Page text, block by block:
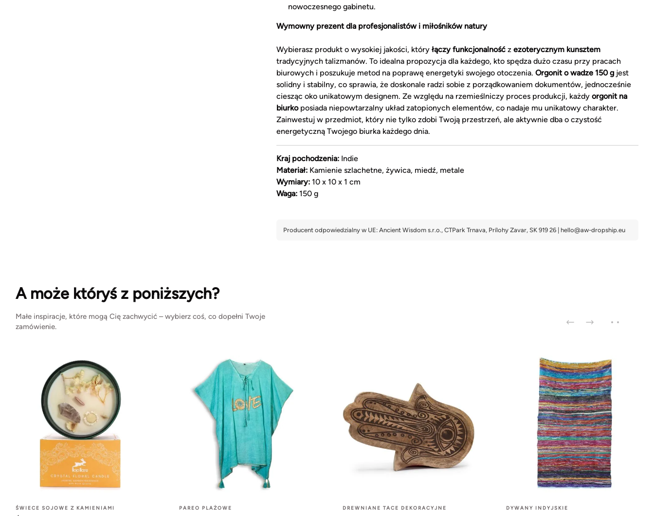
nowoczesnego gabinetu.
Wymowny prezent dla profesjonalistów i miłośników natury
Wybierasz produkt o wysokiej jakości, który łączy funkcjonalność z ezoterycznym kunsztem
tradycyjnych talizmanów. To idealna propozycja dla każdego, kto spędza dużo czasu przy pracach
biurowych i poszukuje metod na poprawę energetyki swojego otoczenia. Orgonit o wadze 150 g jest
solidny i stabilny, co sprawia, że doskonale radzi sobie z porządkowaniem dokumentów, jednocześnie
ciesząc oko unikatowym designem. Ze względu na rzemieślniczy proces produkcji, każdy orgonit na
biurkoposiada niepowtarzalny układ zatopionych elementów, co nadaje mu unikatowy charakter.
Zainwestuj w przedmiot, który nie tylko zdobi Twoją przestrzeń, ale aktywnie dba o czystość
energetyczną Twojego biurka każdego dnia.
Kraj pochodzenia: Indie
Materiał: Kamienie szlachetne, żywica, miedź, metale
Wymiary: 10 x 10 x 1 cm
Waga: 150 g
A może któryś z poniższych?
Małe inspiracje, które mogą Cię zachwycić – wybierz coś, co dopełni Twoje
zamówienie.
ŚWIECE SOJOWE Z KAMIENIAMI PAREO PLAŻOWE DREWNIANE TACE DEKORACYJNE DYWANY INDYJSKIE